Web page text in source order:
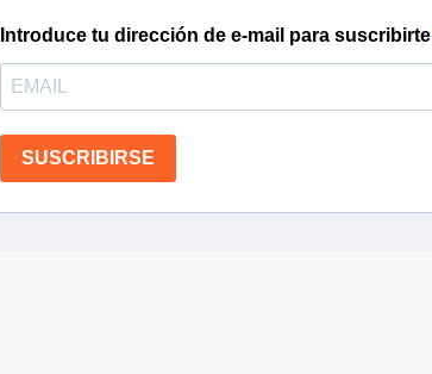
Introduce tu dirección de e-mail para suscribirte
SUSCRIBIRSE